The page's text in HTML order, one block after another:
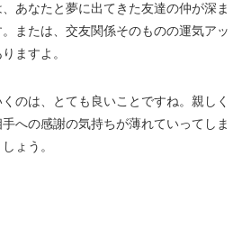
あなたと夢に出てきた友達の仲が深ま
または、交友関係そのものの運気アッ
ますよ。
のは、とても良いことですね。親しく
への感謝の気持ちが薄れていってしま
ょう。